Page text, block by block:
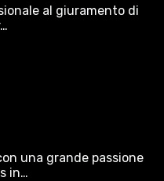
al giuramento di
una grande passione
in…